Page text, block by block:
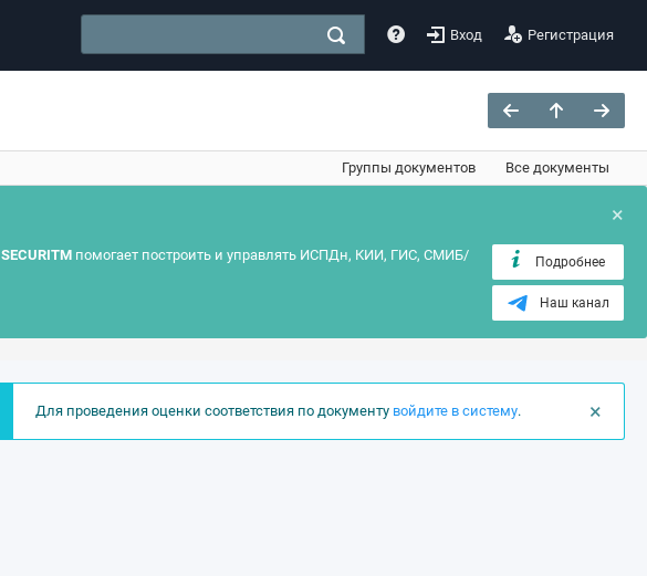
Вход Регистрация
Группы документов Все документы
×
SECURITMпомогает построить и управлять ИСПДн, КИИ, ГИС, СМИБ/
Подробнее
Наш канал
×
Для проведения оценки соответствия по документу войдите в систему.